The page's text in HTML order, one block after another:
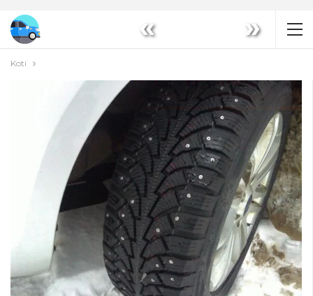
« »
Koti